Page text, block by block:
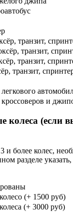
транзит,
транзит,
транзит,
транзит,
и
колеса (если
и более колес,
разделе
(+ 1500 руб)
(+ 3000 руб)